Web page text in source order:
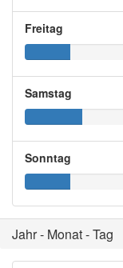
Freitag
Samstag
Sonntag
Jahr - Monat - Tag